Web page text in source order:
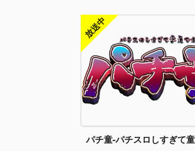
パチ童-パチスロしすぎて